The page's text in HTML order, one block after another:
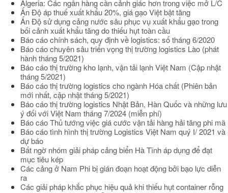
Algeria: Các ngân hàng cần cảnh giác hơn trong việc mở L/C
Ấn Độ áp thuế xuất khẩu 20%, giá gạo Việt bật tăng
Ấn Độ sử dụng cảng nước sâu phục vụ xuất khẩu gạo trong
bối cảnh xuất khẩu tăng do thiếu hụt toàn cầu
Báo cáo chính sách, quy định về logistics: số tháng 6/2020
Báo cáo chuyên sâu triển vọng thị trường logistics Lào (phát
hành tháng 5/2021)
Báo cáo thị trường kho lạnh, vận tải lạnh Việt Nam (Cập nhật
tháng 5/2021)
Báo cáo thị trường logistics cho ngành Hóa chất (Phiên bản
mới nhất, cập nhật tháng 5/2021)
Báo cáo thị trường logistics Nhật Bản, Hàn Quốc và những lưu
ý đối với Việt Nam tháng 7/2024 (miễn phí)
Báo cáo Thủ tướng việc giá cước vận tải hàng hải tăng phi mã
Báo cáo tình hình thị trường Logistics Việt Nam quý I/ 2021 và
dự báo
Bất ngờ nhóm giải pháp cảng biển Hà Tĩnh áp dụng để đạt
mục tiêu kép
Các cảng ở Nam Phi bị gián đoạn hoạt động bởi bạo lực diễn
ra
Các giải pháp khắc phục hiệu quả khi thiếu hụt container rỗng